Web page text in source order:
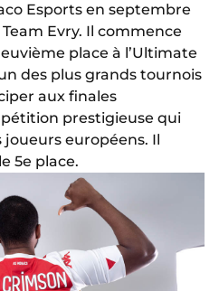
Esports en septembre
Evry. Il commence
place à l’Ultimate
des plus grands tournois
aux finales
prestigieuse qui
européens. Il
5e place.